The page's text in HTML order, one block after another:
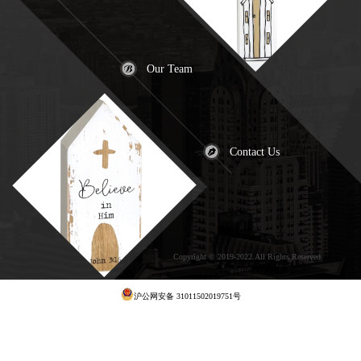
Our Team
Contact Us
Copyright © 2019-2022.All Rights Reserved
牛云提供云计算服务
沪公网安备 31011502019751号